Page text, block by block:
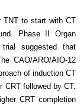
TNT to start with CT
Phase II Organ
trial suggested that
CAO/ARO/AIO-12
of induction CT
CRT followed by CT.
CRT completion